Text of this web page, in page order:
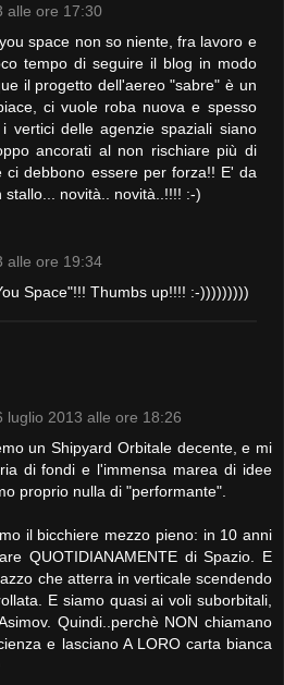
alle ore 17:30
space non so niente, fra lavoro e
tempo di seguire il blog in modo
il progetto dell'aereo "sabre" è un
ci vuole roba nuova e spesso
vertici delle agenzie spaziali siano
ancorati al non rischiare più di
ci debbono essere per forza!! E' da
stallo... novità.. novità..!!!! :-)
alle ore 19:34
Space"!!! Thumbs up!!!! :-)))))))))
luglio 2013 alle ore 18:26
un Shipyard Orbitale decente, e mi
di fondi e l'immensa marea di idee
proprio nulla di "performante".
il bicchiere mezzo pieno: in 10 anni
QUOTIDIANAMENTE di Spazio. E
che atterra in verticale scendendo
E siamo quasi ai voli suborbitali,
Quindi..perchè NON chiamano
e lasciano A LORO carta bianca